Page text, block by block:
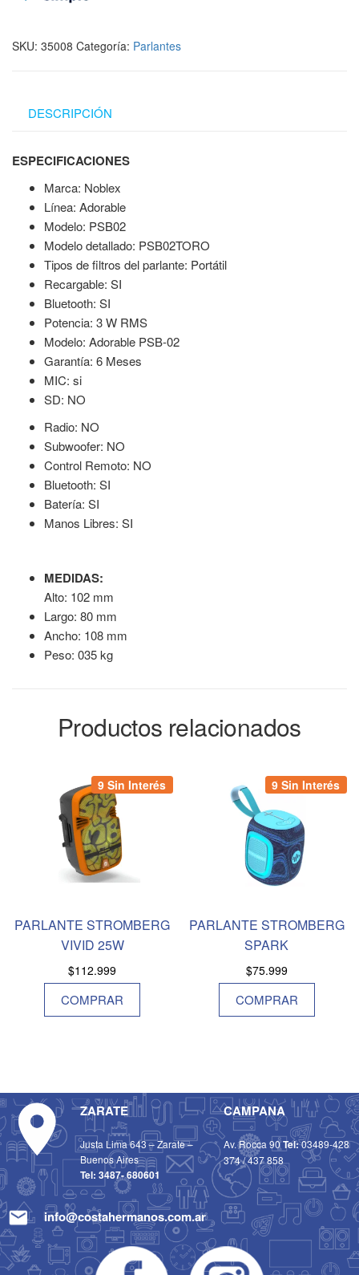
SKU: 35008 Categoría: Parlantes
DESCRIPCIÓN
ESPECIFICACIONES
Marca: Noblex
Línea: Adorable
Modelo: PSB02
Modelo detallado: PSB02TORO
Tipos de filtros del parlante: Portátil
Recargable: SI
Bluetooth: SI
Potencia: 3 W RMS
Modelo: Adorable PSB-02
Garantía: 6 Meses
MIC: si
SD: NO
Radio: NO
Subwoofer: NO
Control Remoto: NO
Bluetooth: SI
Batería: SI
Manos Libres: SI
MEDIDAS:
Alto: 102 mm
Largo: 80 mm
Ancho: 108 mm
Peso: 035 kg
Productos relacionados
9 Sin Interés
PARLANTE STROMBERG
VIVID 25W
$112.999
COMPRAR
9 Sin Interés
PARLANTE STROMBERG
SPARK
$75.999
COMPRAR
ZARATE
Justa Lima 643 – Zarate –
Buenos Aires
Tel: 3487- 680601
CAMPANA
Av. Rocca 90Tel:03489-428
374/437 858
info@costahermanos.com.ar